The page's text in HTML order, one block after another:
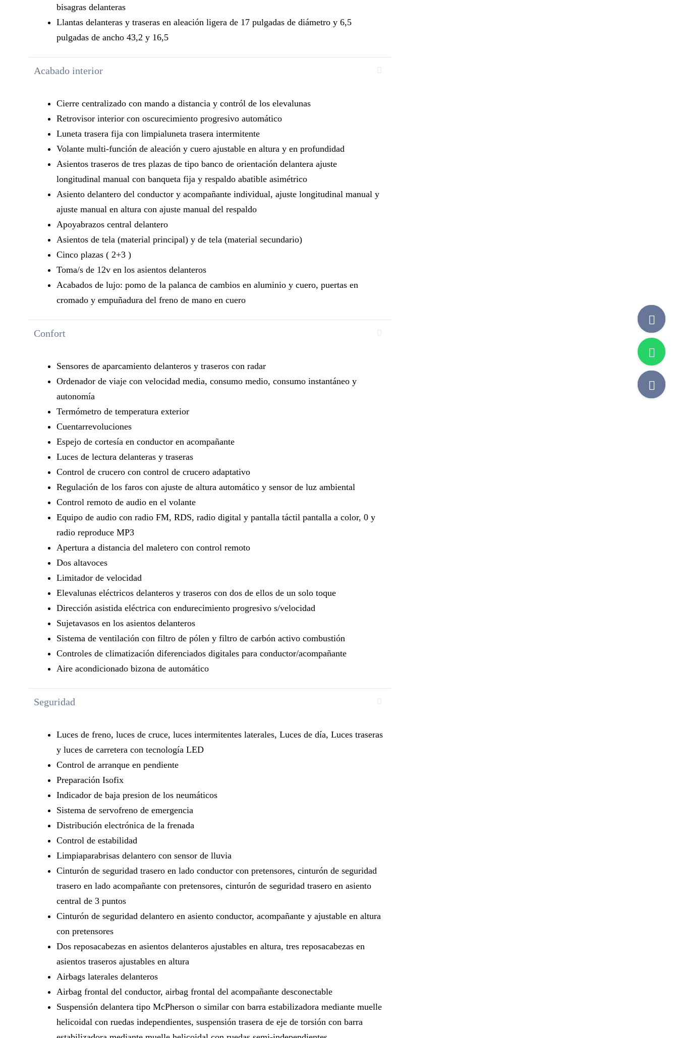
bisagras delanteras
Llantas delanteras y traseras en aleación ligera de 17 pulgadas de diámetro y 6,5
pulgadas de ancho 43,2 y 16,5
Acabado interior
Cierre centralizado con mando a distancia y contról de los elevalunas
Retrovisor interior con oscurecimiento progresivo automático
Luneta trasera fija con limpialuneta trasera intermitente
Volante multi-función de aleación y cuero ajustable en altura y en profundidad
Asientos traseros de tres plazas de tipo banco de orientación delantera ajuste
longitudinal manual con banqueta fija y respaldo abatible asimétrico
Asiento delantero del conductor y acompañante individual, ajuste longitudinal manual y
ajuste manual en altura con ajuste manual del respaldo
Apoyabrazos central delantero
Asientos de tela (material principal) y de tela (material secundario)
Cinco plazas ( 2+3 )
Toma/s de 12v en los asientos delanteros
Acabados de lujo: pomo de la palanca de cambios en aluminio y cuero, puertas en
cromado y empuñadura del freno de mano en cuero
Confort
Sensores de aparcamiento delanteros y traseros con radar
Ordenador de viaje con velocidad media, consumo medio, consumo instantáneo y
autonomía
Termómetro de temperatura exterior
Cuentarrevoluciones
Espejo de cortesía en conductor en acompañante
Luces de lectura delanteras y traseras
Control de crucero con control de crucero adaptativo
Regulación de los faros con ajuste de altura automático y sensor de luz ambiental
Control remoto de audio en el volante
Equipo de audio con radio FM, RDS, radio digital y pantalla táctil pantalla a color, 0 y
radio reproduce MP3
Apertura a distancia del maletero con control remoto
Dos altavoces
Limitador de velocidad
Elevalunas eléctricos delanteros y traseros con dos de ellos de un solo toque
Dirección asistida eléctrica con endurecimiento progresivo s/velocidad
Sujetavasos en los asientos delanteros
Sistema de ventilación con filtro de pólen y filtro de carbón activo combustión
Controles de climatización diferenciados digitales para conductor/acompañante
Aire acondicionado bizona de automático
Seguridad
Luces de freno, luces de cruce, luces intermitentes laterales, Luces de día, Luces traseras
y luces de carretera con tecnología LED
Control de arranque en pendiente
Preparación Isofix
Indicador de baja presion de los neumáticos
Sistema de servofreno de emergencia
Distribución electrónica de la frenada
Control de estabilidad
Limpiaparabrisas delantero con sensor de lluvia
Cinturón de seguridad trasero en lado conductor con pretensores, cinturón de seguridad
trasero en lado acompañante con pretensores, cinturón de seguridad trasero en asiento
central de 3 puntos
Cinturón de seguridad delantero en asiento conductor, acompañante y ajustable en altura
con pretensores
Dos reposacabezas en asientos delanteros ajustables en altura, tres reposacabezas en
asientos traseros ajustables en altura
Airbags laterales delanteros
Airbag frontal del conductor, airbag frontal del acompañante desconectable
Suspensión delantera tipo McPherson o similar con barra estabilizadora mediante muelle
helicoidal con ruedas independientes, suspensión trasera de eje de torsión con barra